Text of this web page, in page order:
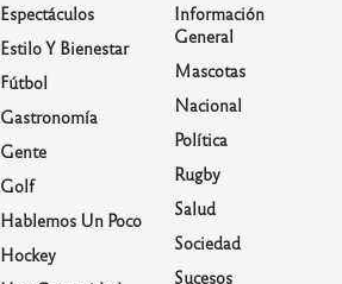
Espectáculos
Estilo Y Bienestar
Fútbol
Gastronomía
Gente
Golf
Hablemos Un Poco
Hockey
Información
General
Mascotas
Nacional
Política
Rugby
Salud
Sociedad
Sucesos